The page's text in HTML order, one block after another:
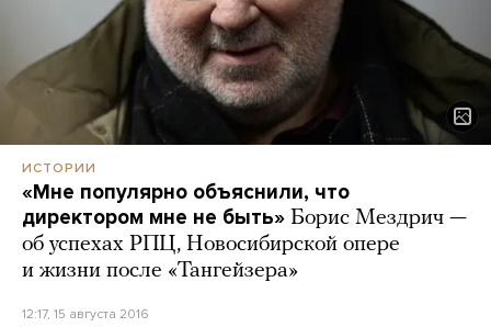
ИСТОРИИ
«Мне популярно объяснили, что
директором мне не быть» Борис Мездрич —
об успехах РПЦ, Новосибирской опере
и жизни после «Тангейзера»
12:17, 15 августа 2016